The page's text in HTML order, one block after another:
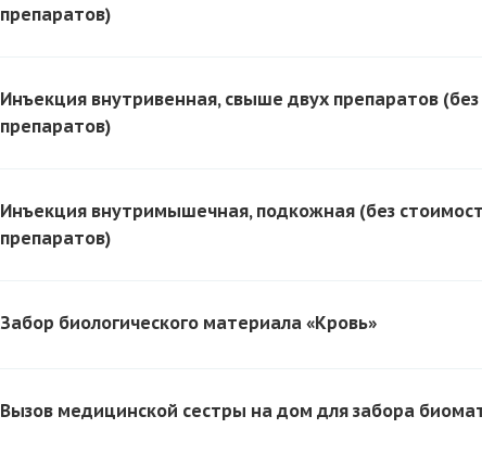
препаратов)
Инъекция внутривенная, свыше двух препаратов
препаратов)
Инъекция внутримышечная, подкожная (без
препаратов)
Забор биологического материала «Кровь»
Вызов медицинской сестры на дом для забора